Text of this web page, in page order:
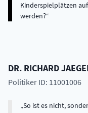
Kinderspielplätzen
werden?
DR. RICHARD
Politiker ID: 11001006
So ist es nicht,